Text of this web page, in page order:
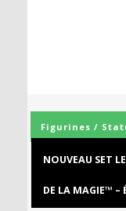
Figurines /
NOUVEAU SET
DE LA MAGIE™ –